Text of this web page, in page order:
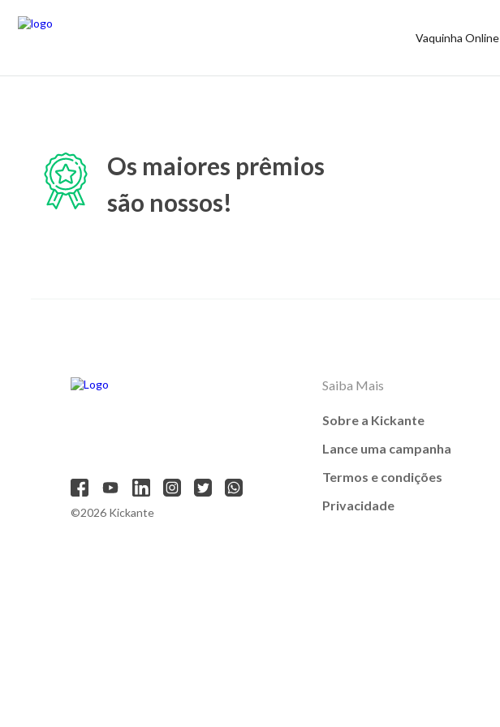
Vaquinha Online
Os maiores prêmios
são nossos!
©2026 Kickante
Saiba Mais
Sobre a Kickante
Lance uma campanha
Termos e condições
Privacidade